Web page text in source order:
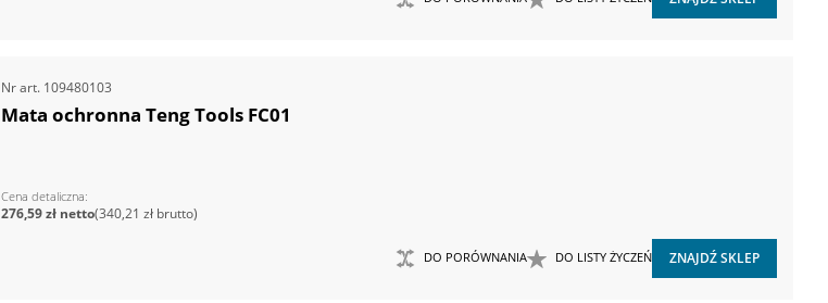
Nr art. 109480103
Mata ochronna Teng Tools FC01
Cena detaliczna
340,21 zł
276,59 zł
DO LISTY ŻYCZEŃ
DO PORÓWNANIA ZNAJDŹ SKLEP